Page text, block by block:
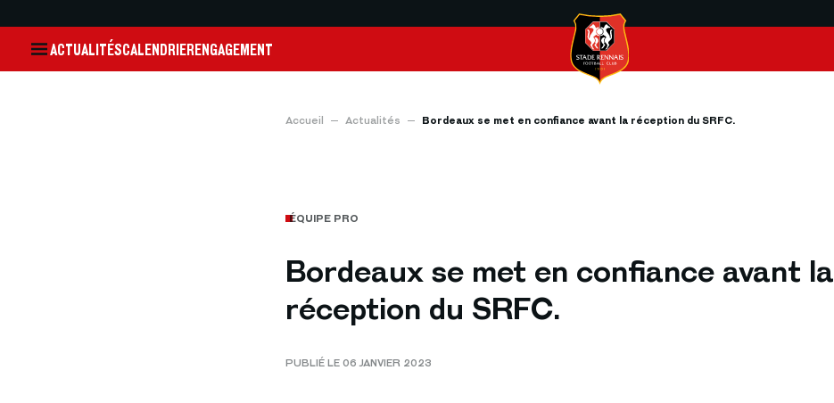
ACTUALITÉSCALENDRIERENGAGEMENT
Accueil Actualités Bordeaux se met en confiance avant la réception du SRFC.
ÉQUIPE PRO
Bordeaux se met en confiance avant la
réception du SRFC.
PUBLIÉ LE 06 JANVIER 2023